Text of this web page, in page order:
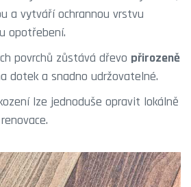
a vytváří ochrannou vrstvu
opotřebení.
povrchů zůstává dřevo přirozeně
dotek a snadno udržovatelné.
lze jednoduše opravit lokálně